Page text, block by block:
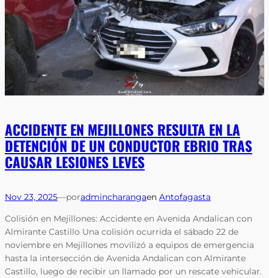
ACCIDENTE EN MEJILLONES RESULTA EN LA
DETENCIÓN DE UN CONDUCTOR EBRIO TRAS
CAUSAR LESIONES LEVES
Nov 23, 2025—poradmincharangaen Antofagasta
Colisión en Mejillones: Accidente en Avenida Andalican con
Almirante Castillo Una colisión ocurrida el sábado 22 de
noviembre en Mejillones movilizó a equipos de emergencia
hasta la intersección de Avenida Andalican con Almirante
Castillo, luego de recibir un llamado por un rescate vehicular.